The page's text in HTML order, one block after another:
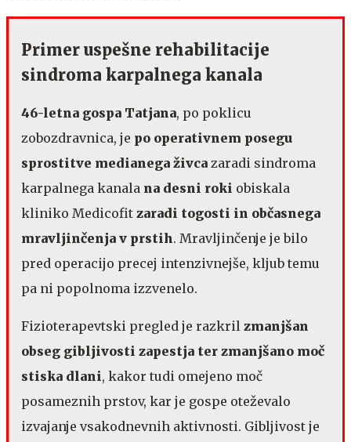
​​​​Primer ​uspešne rehabilitacije
sindroma karpalnega kanala​​​​
46-letna gospa Tatjana​​, po poklicu
zobozdravnica, je ​​ po operativnem posegu
sprostitve medianega živca ​​ zaradi sindroma
karpalnega kanala ​​ na desni roki ​​ obiskala
kliniko Medicofit ​​ zaradi togosti in občasnega
mravljinčenja v prstih​​. Mravljinčenje je bilo
pred operacijo precej intenzivnejše, kljub temu
pa ni popolnoma izzvenelo.​​​
​​​​Fizioterapevtski pregled je razkril ​​ zmanjšan
obseg gibljivosti zapestja ter zmanjšano moč
stiska dlani​​, kakor tudi omejeno moč
posameznih prstov, kar je gospe oteževalo
izvajanje vsakodnevnih aktivnosti. Gibljivost je